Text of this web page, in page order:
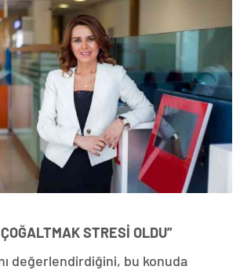
STRESİ OLDU”
değerlendirdiğini, bu konuda